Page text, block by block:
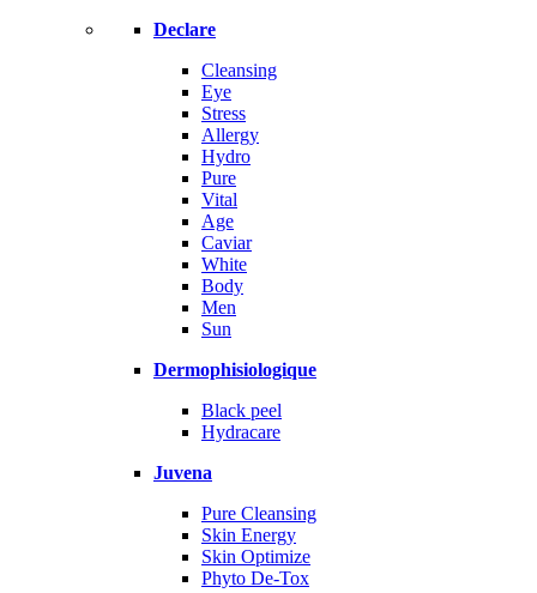
Declare
Cleansing
Eye
Stress
Allergy
Hydro
Pure
Vital
Age
Caviar
White
Body
Men
Sun
Dermophisiologique
Black peel
Hydracare
Juvena
Pure Cleansing
Skin Energy
Skin Optimize
Phyto De-Tox